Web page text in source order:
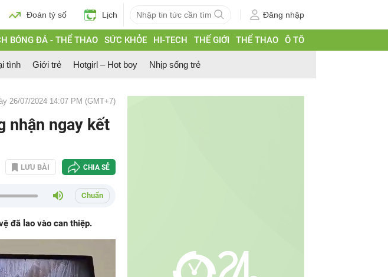
Đoán tỷ số Lịch Đăng nhập
BÓNG ĐÁ - THỂ THAO SỨC KHỎE HI-TECH THẾ GIỚI THỂ THAO Ô TÔ
tình Giới trẻ Hotgirl – Hot boy Nhịp sống trẻ
26/07/2024 14:07 PM (GMT+7)
nhận ngay kết
LƯU BÀI CHIA SẺ
Chuẩn
đã lao vào can thiệp.